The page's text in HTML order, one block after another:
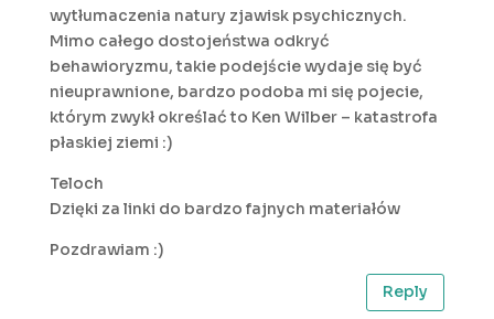
wytłumaczenia natury zjawisk psychicznych.
Mimo całego dostojeństwa odkryć
behawioryzmu, takie podejście wydaje się być
nieuprawnione, bardzo podoba mi się pojecie,
którym zwykł określać to Ken Wilber – katastrofa
płaskiej ziemi :)
Teloch
Dzięki za linki do bardzo fajnych materiałów
Pozdrawiam :)
Reply